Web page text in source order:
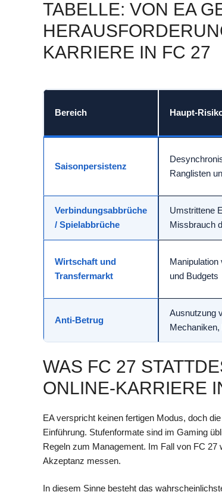
TABELLE: VON EA
KARRIERE IN FC 27
Bereich Haupt-
Saisonpersistenz
Ranglisten
Verbindungsabbrüche
/ Spielabbrüche
Umstrittene
Missbrauch
Wirtschaft und
Transfermarkt
Manipulation
und Budgets
Anti-Betrug
Ausnutzung
Mechaniken,
WAS FC 27
ONLINE-KARRIERE
EA verspricht keinen fertigen Modus, doch
Einführung. Stufenformate sind im Gaming
Regeln zum Management. Im Fall von FC
Akzeptanz messen.
In diesem Sinne besteht das